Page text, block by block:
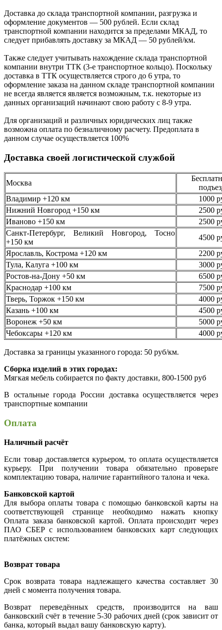
Доставка до склада транспортной компании, разгрузка и
оформление документов — 500 рублей. Если склад
транспортной компании находится за пределами МКАД, то
следует прибавлять доставку за МКАД — 50 рублей/км.
Также следует учитывать нахождение склада транспортной
компании внутри ТТК (3-е транспортное кольцо). Поскольку
доставка в ТТК осуществляется строго до 6 утра, то
оформление заказа на данном складе транспортной компании
не всегда является является возможным, т.к. некоторые из
данных организаций начинают свою работу с 8-9 утра.
Для организаций и различных юридических лиц также
возможна оплата по безналичному расчету. Предоплата в
данном случае осуществляется 100%
Доставка своей логистической службой
Москва
Владимир +120 км
1000
Нижний Новгород +150 км
2500
Иваново +150 км
2500
Санкт-Петербург, Великий Новгород, Тосно
+150 км
4500
Ярославль, Кострома +120 км
2200
Тула, Калуга +100 км
3000
Ростов-на-Дону +50 км
6500
Краснодар +100 км
7500
Тверь, Торжок +150 км
4000
Казань +100 км
4500
Воронеж +50 км
5000
Чебоксары +120 км
4000
Доставка за границы указанного города: 50 руб/км.
Сборка изделий в этих городах:
Мягкая мебель собирается по факту доставки, 800-1500 руб
В остальные города России доставка осуществляется через
транспортные компании
Оплата
Наличный расчёт
Если товар доставляется курьером, то оплата осуществляется
курьеру. При получении товара обязательно проверьте
комплектацию товара, наличие гарантийного талона и чека.
Банковской картой
Для выбора оплаты товара с помощью банковской карты на
соответствующей странице необходимо нажать кнопку
Оплата заказа банковской картой. Оплата происходит через
ПАО СБЕР с использованием банковских карт следующих
платёжных систем:
Возврат товара
Срок возврата товара надлежащего качества составляет 30
дней с момента получения товара.
Возврат переведённых средств, производится на ваш
банковский счёт в течение 5-30 рабочих дней (срок зависит от
банка, который выдал вашу банковскую карту).